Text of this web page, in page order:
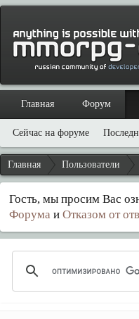
Главная Пользователи
Гость, мы просим Вас
Форума и Отказом от
Главная Форум
Сейчас на форуме